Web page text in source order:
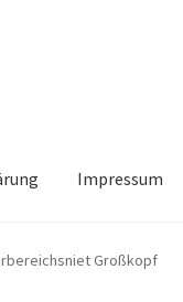
Impressum
Kasse Warenkorb
Großkopf